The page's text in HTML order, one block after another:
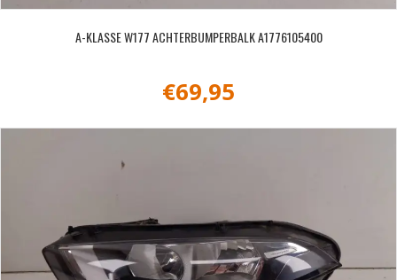
A-KLASSE W177 ACHTERBUMPERBALK A1776105400
€69,95